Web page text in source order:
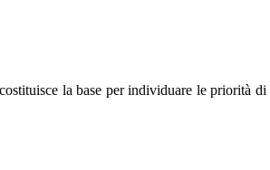
la base per individuare le priorità